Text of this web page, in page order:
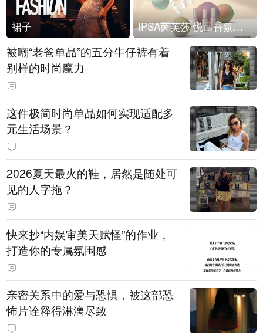
裙子 IPSA茵芙莎 悦己香氛凝露上市
被嘲“老爸单品”的五分牛仔裤有着
别样的时尚魔力
这件极简时尚单品如何实现适配多
元生活场景？
2026夏天最火的鞋，居然是随处可
见的人字拖？
快来抄“内娱审美天赋怪”的作业，
打造你的专属氛围感
亲密关系中的爱与恐惧，被这部恐
怖片诠释得淋漓尽致